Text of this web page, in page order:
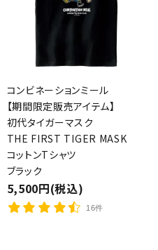
コンビネーションミール
【期間限定販売アイテム】
初代タイガーマスク
THE FIRST TIGER MASK
コットンTシャツ
ブラック
5,500円(税込)
16件